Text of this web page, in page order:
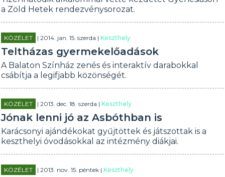
a Zöld Hetek rendezvénysorozat.
KÖZÉLET | 2014. jan. 15. szerda |Keszthely
Teltházas gyermekelőadások
A Balaton Színház zenés és interaktív darabokkal
csábítja a legifjabb közönségét.
KÖZÉLET | 2013. dec. 18. szerda |Keszthely
Jónak lenni jó az Asbóthban is
Karácsonyi ajándékokat gyűjtöttek és játszottak is a
keszthelyi óvodásokkal az intézmény diákjai.
KÖZÉLET | 2013. nov. 15. péntek |Keszthely